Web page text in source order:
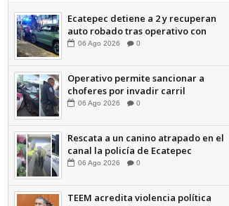
Ecatepec detiene a 2 y recuperan
auto robado tras operativo con
Tecámac +Video | INFORMATIVA
06 Ago 2026 0
Operativo permite sancionar a
choferes por invadir carril
confinado: Ecatepec +Video |
06 Ago 2026 0
Rescata a un canino atrapado en el
canal la policía de Ecatepec
INFORMATIVA
06 Ago 2026 0
TEEM acredita violencia política